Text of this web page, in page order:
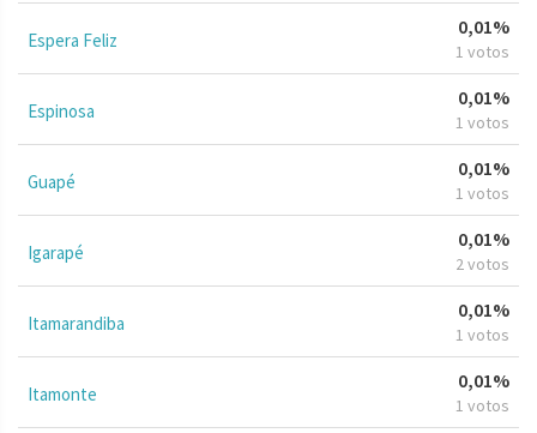
Espera Feliz
0,01%
1 votos
Espinosa
0,01%
1 votos
Guapé
0,01%
1 votos
Igarapé
0,01%
2 votos
Itamarandiba
0,01%
1 votos
Itamonte
0,01%
1 votos